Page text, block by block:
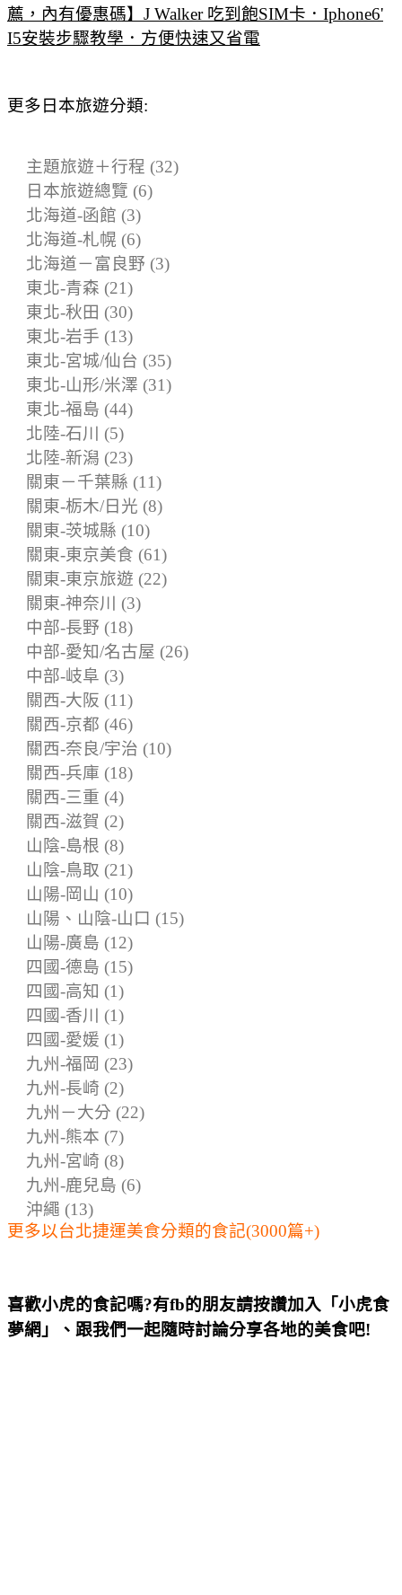
薦，內有優惠碼】J Walker 吃到飽SIM卡．Iphone6'
I5安裝步驟教學．方便快速又省電
更多日本旅遊分類:
主題旅遊＋行程 (32)
日本旅遊總覽 (6)
北海道-函館 (3)
北海道-札幌 (6)
北海道－富良野 (3)
東北-青森 (21)
東北-秋田 (30)
東北-岩手 (13)
東北-宮城/仙台 (35)
東北-山形/米澤 (31)
東北-福島 (44)
北陸-石川 (5)
北陸-新潟 (23)
關東－千葉縣 (11)
關東-栃木/日光 (8)
關東-茨城縣 (10)
關東-東京美食 (61)
關東-東京旅遊 (22)
關東-神奈川 (3)
中部-長野 (18)
中部-愛知/名古屋 (26)
中部-岐阜 (3)
關西-大阪 (11)
關西-京都 (46)
關西-奈良/宇治 (10)
關西-兵庫 (18)
關西-三重 (4)
關西-滋賀 (2)
山陰-島根 (8)
山陰-鳥取 (21)
山陽-岡山 (10)
山陽、山陰-山口 (15)
山陽-廣島 (12)
四國-德島 (15)
四國-高知 (1)
四國-香川 (1)
四國-愛媛 (1)
九州-福岡 (23)
九州-長崎 (2)
九州－大分 (22)
九州-熊本 (7)
九州-宮崎 (8)
九州-鹿兒島 (6)
沖繩 (13)
更多以台北捷運美食分類的食記(3000篇+)
喜歡小虎的食記嗎?有fb的朋友請按讚加入「小虎食
夢網」、跟我們一起隨時討論分享各地的美食吧!